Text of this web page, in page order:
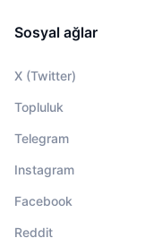
Sosyal ağlar
X (Twitter)
Topluluk
Telegram
Instagram
Facebook
Reddit